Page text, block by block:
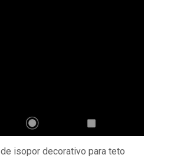
isopor decorativo para teto